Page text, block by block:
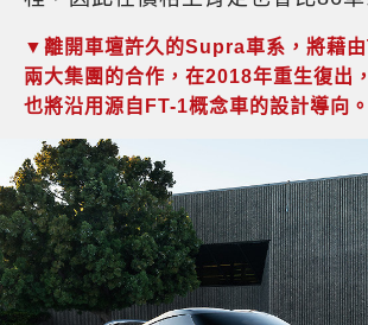
▼離開車壇許久的Supra車系，將藉
兩大集團的合作，在2018年重生復出
也將沿用源自FT-1概念車的設計導向。